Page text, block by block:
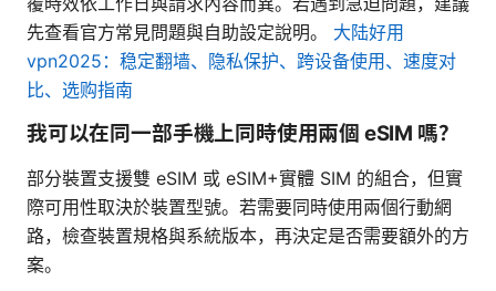
先查看官方常見問題與自助設定說明。 大陆好用
vpn2025：稳定翻墙、隐私保护、跨设备使用、速度对
比、选购指南
我可以在同一部手機上同時使用兩個 eSIM 嗎？
部分裝置支援雙 eSIM 或 eSIM+實體 SIM 的組合，但實
際可用性取決於裝置型號。若需要同時使用兩個行動網
路，檢查裝置規格與系統版本，再決定是否需要額外的方
案。